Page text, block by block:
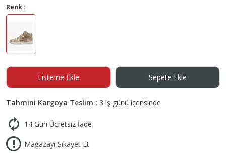
Renk :
Listeme Ekle Sepete Ekle
Tahmini Kargoya Teslim : 3 iş günü içerisinde
14 Gün Ücretsiz İade
Mağazayı Şikayet Et